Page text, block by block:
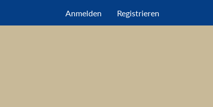
Anmelden Registrieren